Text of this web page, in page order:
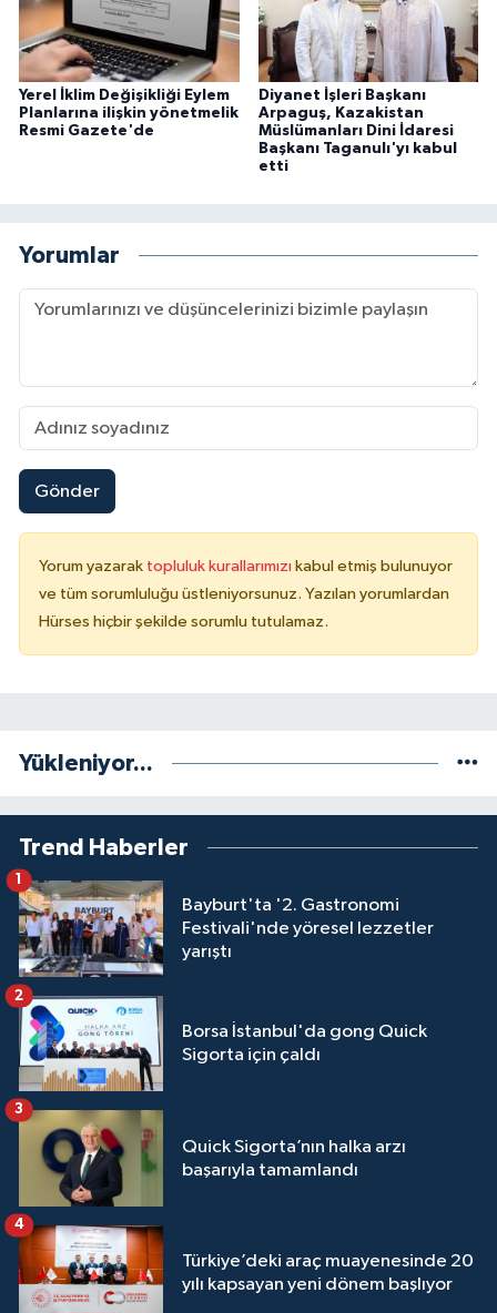
Yerel İklim Değişikliği Eylem
Planlarına ilişkin yönetmelik
Resmi Gazete'de
Diyanet İşleri Başkanı
Arpaguş, Kazakistan
Müslümanları Dini İdaresi
Başkanı Taganulı'yı kabul
etti
Yorumlar
Gönder
Yorum yazarak topluluk kurallarımızı kabul etmiş bulunuyor
ve tüm sorumluluğu üstleniyorsunuz. Yazılan yorumlardan
Hürses hiçbir şekilde sorumlu tutulamaz.
Yükleniyor...
Trend Haberler
Bayburt'ta '2. Gastronomi
Festivali'nde yöresel lezzetler
yarıştı
1
Borsa İstanbul'da gong Quick
Sigorta için çaldı
2
Quick Sigorta’nın halka arzı
başarıyla tamamlandı
3
Türkiye’deki araç muayenesinde 20
yılı kapsayan yeni dönem başlıyor
4